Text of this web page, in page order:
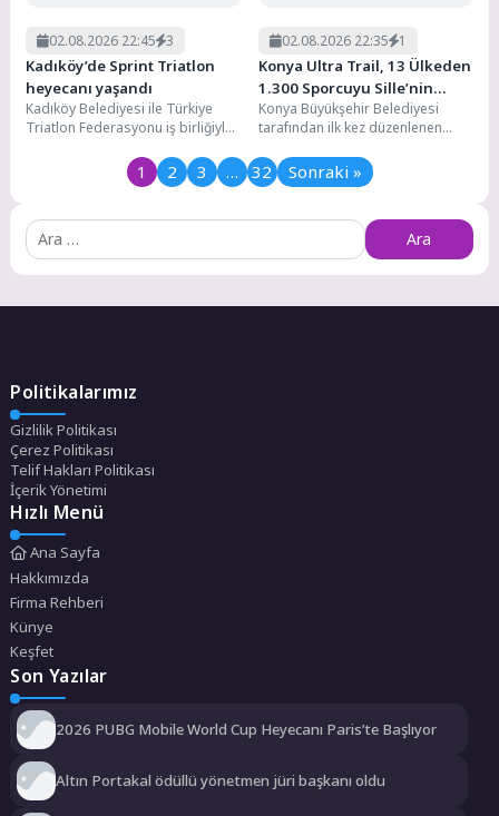
02.08.2026 22:45 3
Kadıköy’de Sprint Triatlon
heyecanı yaşandı
Kadıköy Belediyesi ile Türkiye
Triatlon Federasyonu iş birliğiyle
Triatlonu'nda yaklaşık 500
02.08.2026 22:35 1
Konya Ultra Trail, 13 Ülkeden
1.300 Sporcuyu Sille’nin
Doğasında Buluşturdu
Konya Büyükşehir Belediyesi
tarafından ilk kez düzenlenen
ülkeden ve Türkiye'nin 52...
1 2 3 … 32 Sonraki »
Arama:
Politikalarımız
Gizlilik Politikası
Çerez Politikası
Telif Hakları Politikası
İçerik Yönetimi
Hızlı Menü
Ana Sayfa
Hakkımızda
Firma Rehberi
Künye
Keşfet
Son Yazılar
2026 PUBG Mobile World Cup Heyecanı Paris’te Başlıyor
Altın Portakal ödüllü yönetmen jüri başkanı oldu